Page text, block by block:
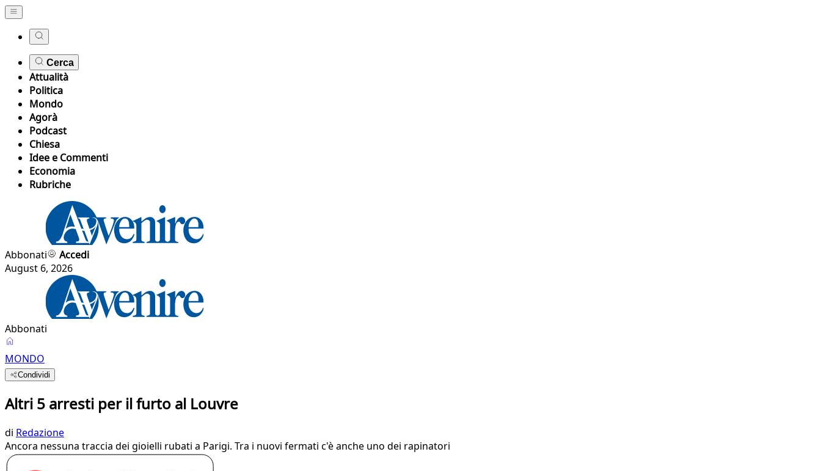
Cerca
Attualità
Politica
Mondo
Agorà
Podcast
Chiesa
Idee e Commenti
Economia
Rubriche
Abbonati
Accedi
August 6, 2026
Abbonati
MONDO
Condividi
Altri 5 arresti per il furto al Louvre
di Redazione
Ancora nessuna traccia dei gioielli rubati a Parigi. Tra i nuovi fermati c'è anche uno dei rapinatori